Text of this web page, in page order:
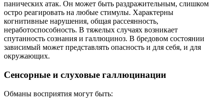
панических атак. Он может быть раздражительным, слишком
остро реагировать на любые стимулы. Характерны
когнитивные нарушения, общая рассеянность,
неработоспособность. В тяжелых случаях возникает
спутанность сознания и галлюциноз. В бредовом состоянии
зависимый может представлять опасность и для себя, и для
окружающих.
Сенсорные и слуховые галлюцинации
Обманы восприятия могут быть: